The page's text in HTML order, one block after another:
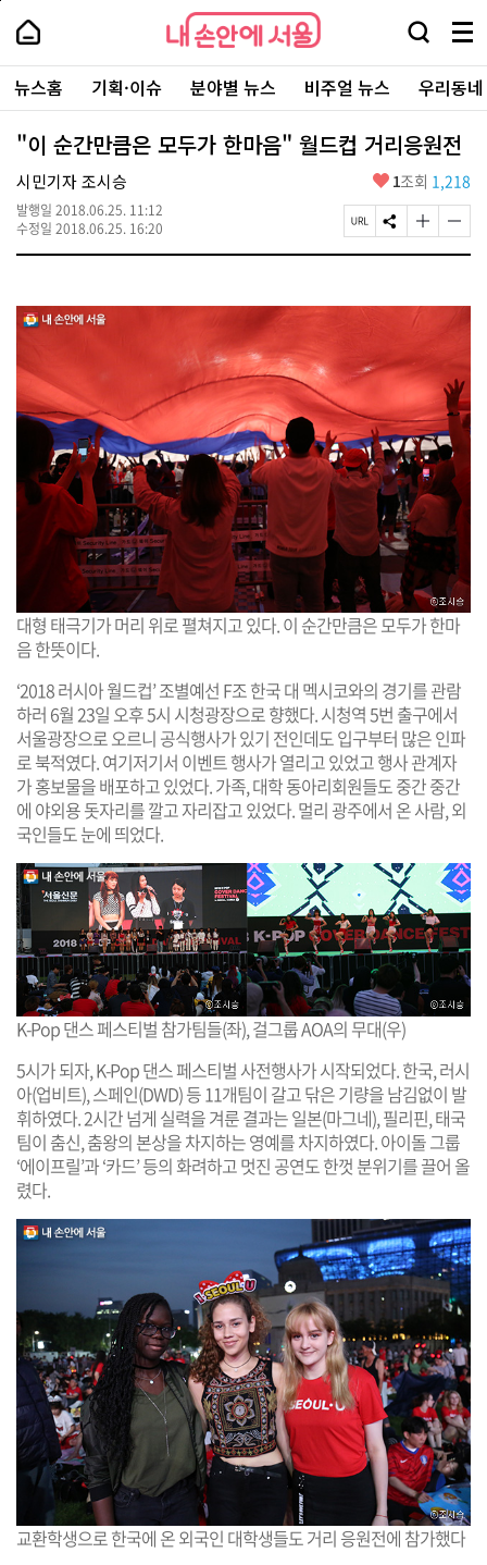
본
로
가
내
손
안
에
서
울
-
서
울
시
대
표
소
털
내
손
에
울
검
창
열
기
메
뉴
전
체
보
기
주
요
서
뉴스홈 기획·이슈 분야별 뉴스 비주얼 뉴스 우리동
"이 순간만큼은 모두가 한마음" 월드컵 거리응원전
시민기자 조시승
발행일 2018.06.25. 11:12
수정일 2018.06.25. 16:20
좋
요
1조회 1,218
페
이
R
L
사
S
N
유
글
자
크
경
하
글
자
작
게
경
하
기
대형 태극기가 머리 위로 펼쳐지고 있다. 이 순간만큼은 모두가 한마
음 한뜻이다.
‘2018 러시아 월드컵’ 조별예선 F조 한국 대 멕시코와의 경기를 관람
하러 6월 23일 오후 5시 시청광장으로 향했다. 시청역 5번 출구에서
서울광장으로 오르니 공식행사가 있기 전인데도 입구부터 많은 인파
로 북적였다. 여기저기서 이벤트 행사가 열리고 있었고 행사 관계자
가 홍보물을 배포하고 있었다. 가족, 대학 동아리회원들도 중간 중간
에 야외용 돗자리를 깔고 자리잡고 있었다. 멀리 광주에서 온 사람, 외
국인들도 눈에 띄었다.
K-Pop 댄스 페스티벌 참가팀들(좌), 걸그룹 AOA의 무대(우)
5시가 되자, K-Pop 댄스 페스티벌 사전행사가 시작되었다. 한국, 러시
아(업비트), 스페인(DWD) 등 11개팀이 갈고 닦은 기량을 남김없이 발
휘하였다. 2시간 넘게 실력을 겨룬 결과는 일본(마그네), 필리핀, 태국
팀이 춤신, 춤왕의 본상을 차지하는 영예를 차지하였다. 아이돌 그룹
‘에이프릴’과 ‘카드’ 등의 화려하고 멋진 공연도 한껏 분위기를 끌어 올
렸다.
교환학생으로 한국에 온 외국인 대학생들도 거리 응원전에 참가했다
페
상
단
로